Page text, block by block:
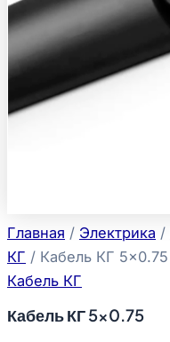
Главная / Электрика /
КГ / Кабель КГ 5×0.75
Кабель КГ
Кабель КГ 5×0.75